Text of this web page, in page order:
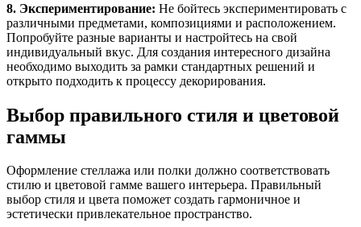
8. Экспериментирование: Не бойтесь экспериментировать с
различными предметами, композициями и расположением.
Попробуйте разные варианты и настройтесь на свой
индивидуальный вкус. Для создания интересного дизайна
необходимо выходить за рамки стандартных решений и
открыто подходить к процессу декорирования.
Выбор правильного стиля и цветовой
гаммы
Оформление стеллажа или полки должно соответствовать
стилю и цветовой гамме вашего интерьера. Правильный
выбор стиля и цвета поможет создать гармоничное и
эстетически привлекательное пространство.